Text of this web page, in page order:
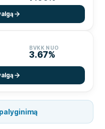
BVKK NUO
3.67%